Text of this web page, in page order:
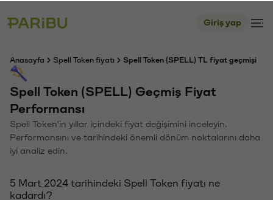
Giriş yap
Anasayfa Spell Token fiyatı Spell Token (SPELL) TL fiyat geçmişi
Spell Token (SPELL) Geçmiş Fiyat
Performansı
Spell Token'in yıllar içindeki fiyat değişimini inceleyin.
Performansını ve tarihindeki önemli dönüm noktalarını daha
iyi analiz edin.
5 Mart 2024 tarihindeki Spell Token fiyatı ne
kadardı?